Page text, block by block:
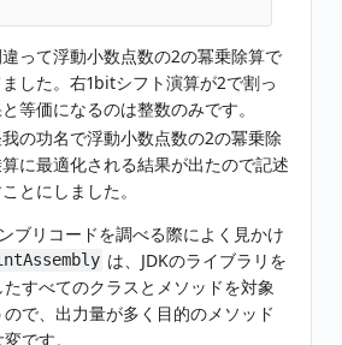
って浮動小数点数の2の冪乗除算で
した。右1bitシフト演算が2で割っ
等価になるのは整数のみです。
の功名で浮動小数点数の2の冪乗除
に最適化される結果が出たので記述
とにしました。
ブリコードを調べる際によく見かけ
は、JDKのライブラリを
すべてのクラスとメソッドを対象
で、出力量が多く目的のメソッド
です。